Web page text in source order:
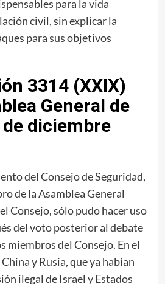
para la vida
civil, sin explicar la
para sus objetivos
3314 (XXIX)
General de
de diciembre
del Consejo de Seguridad,
de la Asamblea General
Consejo, sólo pudo hacer uso
del voto posterior al debate
miembros del Consejo. En el
y Rusia, que ya habían
ilegal de Israel y Estados